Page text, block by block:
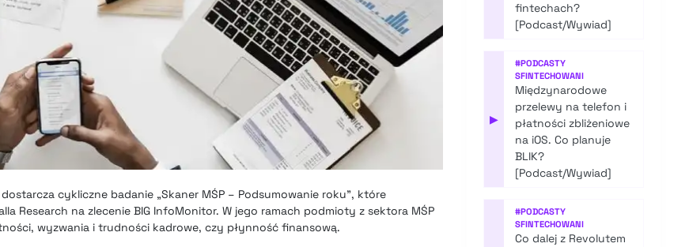
cykliczne badanie „Skaner MŚP – Podsumowanie roku”, które
Research na zlecenie BIG InfoMonitor. W jego ramach podmioty z sektora MŚP
wyzwania i trudności kadrowe, czy płynność finansową.
fintechach?
[Podcast/Wywiad]
▶
#PODCASTY
SFINTECHOWANI
Międzynarodowe
przelewy na telefon i
płatności zbliżeniowe
na iOS. Co planuje
BLIK?
[Podcast/Wywiad]
#PODCASTY
SFINTECHOWANI
Co dalej z Revolutem